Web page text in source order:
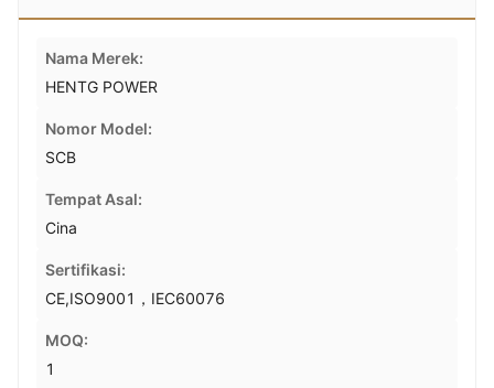
Nama Merek:
HENTG POWER
Nomor Model:
SCB
Tempat Asal:
Cina
Sertifikasi:
CE,ISO9001，IEC60076
MOQ:
1